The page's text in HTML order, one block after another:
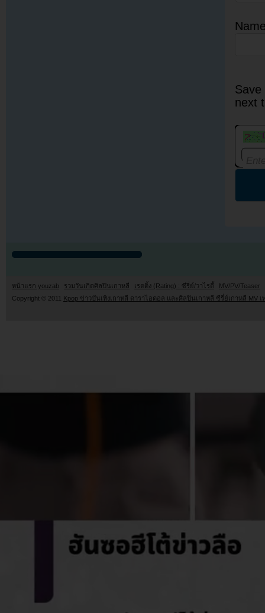
next
หน้าแรก youzab รวมวันเกิดศิลปินเกาหลี เรตติ้ง (Rating) : ซีรี่ย์/วาไรตี้
MV/PV/Teaser
Copyright © 2011 Kpop ข่าวบันเทิงเกาหลี ดาราไอดอล และศิลปินเกาหลี ซีรี่ย์เกาหลี MV